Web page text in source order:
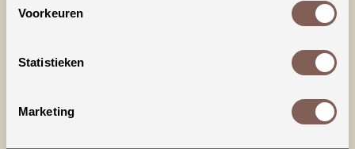
Voorkeuren
Statistieken
Marketing